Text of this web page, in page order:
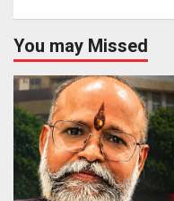
You may Missed